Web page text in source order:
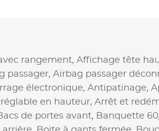
rangement, Affichage tête
passager, Airbag passager
électronique, Antipatinage,
en hauteur, Arrêt et
de portes avant, Banquette